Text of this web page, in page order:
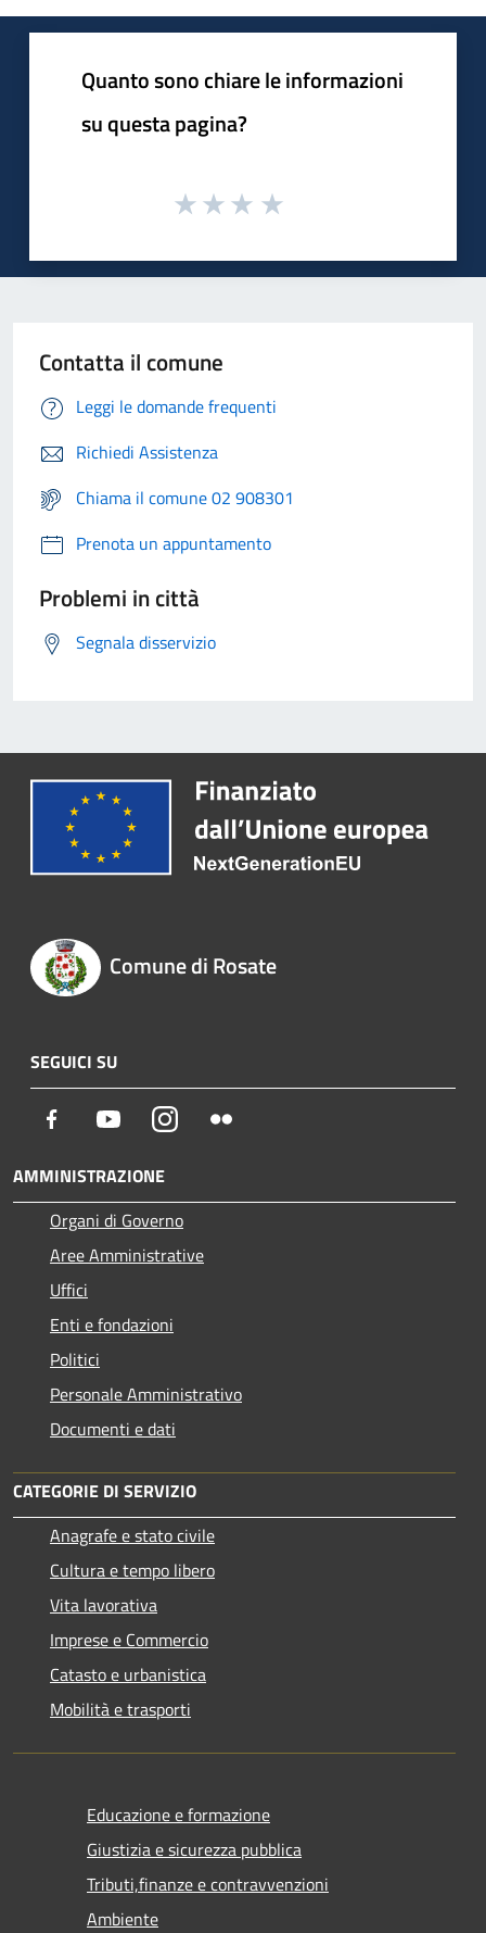
Quanto sono chiare le informazioni
su questa pagina?
Contatta il comune
Leggi le domande frequenti
Richiedi Assistenza
Chiama il comune 02 908301
Prenota un appuntamento
Problemi in città
Segnala disservizio
Comune di Rosate
SEGUICI SU
Facebook YoutubeInstagram
AMMINISTRAZIONE
Organi di Governo
Aree Amministrative
Uffici
Enti e fondazioni
Politici
Personale Amministrativo
Documenti e dati
CATEGORIE DI SERVIZIO
Anagrafe e stato civile
Cultura e tempo libero
Vita lavorativa
Imprese e Commercio
Catasto e urbanistica
Mobilità e trasporti
Educazione e formazione
Giustizia e sicurezza pubblica
Tributi,finanze e contravvenzioni
Ambiente